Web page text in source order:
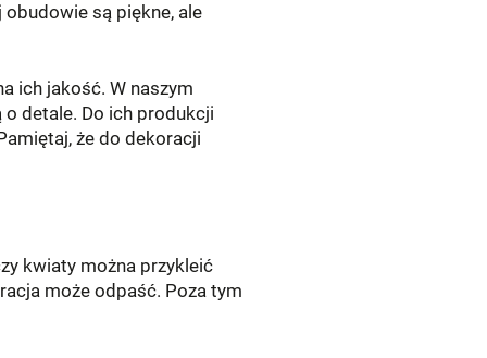
są piękne, ale
ich jakość. W naszym
detale. Do ich produkcji
że do dekoracji
kwiaty można przykleić
może odpaść. Poza tym